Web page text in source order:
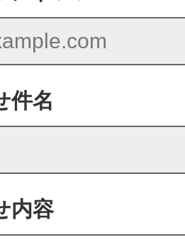
件名
内容